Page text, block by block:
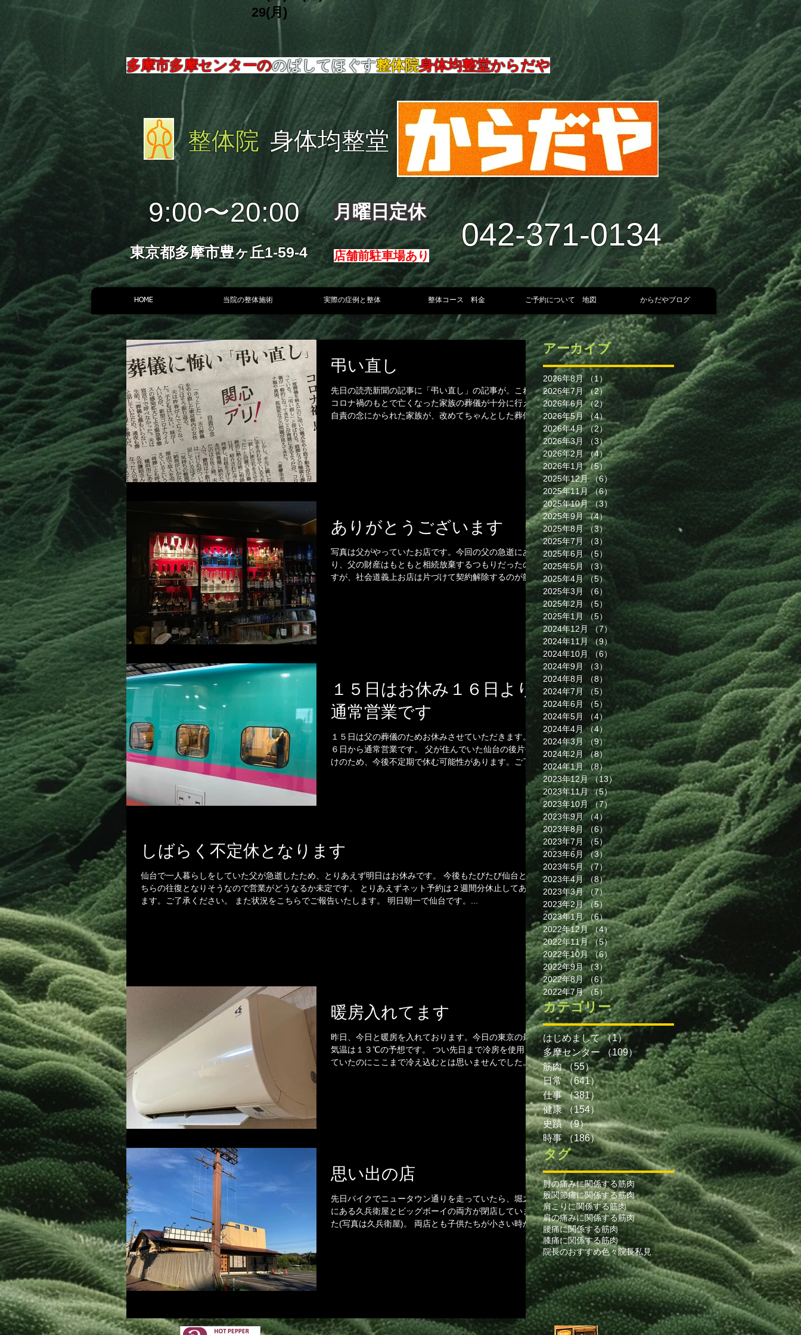
​ 29(月)
多摩市多摩センターののばしてほぐす整体院身体均整堂からだや
整体院 身体均整堂
9:00〜20:00
東京都多摩市豊ヶ丘1-59-4
月曜日定休
店舗前駐車場あり
042-371-0134
HOME 当院の整体施術 実際の症例と整体 整体コース 料金 ご予約について 地図 からだやブログ
弔い直し
先日の読売新聞の記事に「弔い直し」の記事が。これは
コロナ禍のもとで亡くなった家族の葬儀が十分に行えず
自責の念にかられた家族が、改めてちゃんとした葬儀を
行いそれによって気持ちの整理をつけるというもので、
新型コロナが落ち着いてきた昨今増えてきているそう
ありがとうございます
写真は父がやっていたお店です。今回の父の急逝にあた
り、父の財産はもともと相続放棄するつもりだったので
すが、社会道義上お店は片づけて契約解除するのが筋だ
と思い、先週視察に行ってきました。 行く前は一人で
全部対応せねばなるまいと悲壮な覚悟で出発したのです
１５日はお休み１６日より
通常営業です
１５日は父の葬儀のためお休みさせていただきます。１
６日から通常営業です。 父が住んでいた仙台の後片付
けのため、今後不定期で休む可能性があります。ご了承
ください。昨日父が経営していたカラオケスナックの状
況を見に行ったら業者への未払い等ですでに２０万超
しばらく不定休となります
仙台で一人暮らしをしていた父が急逝したため、とりあえず明日はお休みです。 今後もたびたび仙台とこ
ちらの往復となりそうなので営業がどうなるか未定です。 とりあえずネット予約は２週間分休止してあり
ます。ご了承ください。 また状況をこちらでご報告いたします。 明日朝一で仙台です。...
暖房入れてます
昨日、今日と暖房を入れております。今日の東京の最高
気温は１３℃の予想です。 つい先日まで冷房を使用し
ていたのにここまで冷え込むとは思いませんでした。ち
なみに１０月上旬にこんなに最高気温が上がらないの
は、テレ朝の朝の依田さんの天気予報によると８８年ぶ
思い出の店
先日バイクでニュータウン通りを走っていたら、堀之内
にある久兵衛屋とビッグボーイの両方が閉店していまし
た(写真は久兵衛屋)。 両店とも子供たちが小さい時から
たびたび行っていたお店です。特にビッグボーイは自閉
症の長男が、バイキングで初めて自分の好きなものを取
アーカイブ
2026年8月 （1）
1件の記事
2026年7月
（2）2件の記事
2026年6月 （2）2件の記事
2026年5月 （4）
4件の記事
2026年4月 （2） 2件の記事
2026年3月
（3）3件の記事
2026年2月 （4）4件の記事
2026年1月 （5）5件の記事
2025年12月 （6）
2025年11月
（6）6件の記事
2025年10月 （3）
2025年9月 （4）4件の記事
2025年8月 （3）
3件の記事
2025年7月
（3）
2025年6月 （5）
2025年5月 （3）
2025年4月 （5） 5件の記事
2025年3月
（6）
2025年2月
（5）
5件の記事
2025年1月 （5）
5件の記事
2024年12月
（7）
7件の記事
2024年11月 （9）
9件の記事
2024年10月
（6）
6件の記事
2024年9月
（3）
2024年8月
（8）
8件の記事
2024年7月
（5）
2024年6月
（5） 5件の記事
2024年5月
（4）4件の記事
2024年4月 （4）
4件の記事
2024年3月
（9） 9件の記事
2024年2月
（8）
8件の記事
2024年1月 （8）8件の記事
2023年12月 （13） 13件の記事
2023年11月 （5）5件の記事
2023年10月 （7）7件の記事
2023年9月 （4）4件の記事
2023年8月 （6） 6件の記事
2023年7月
（5）5件の記事
2023年6月 （3）3件の記事
2023年5月 （7） 7件の記事
2023年4月
（8）8件の記事
2023年3月 （7）7件の記事
2023年2月 （5）5件の記事
2023年1月 （6）6件の記事
2022年12月 （4）4件の記事
2022年11月 （5）5件の記事
2022年10月 （6）6件の記事
2022年9月 （3）3件の記事
2022年8月 （6） 6件の記事
2022年7月 （5）5件の記事
カテゴリー
はじめまして （1）1件の記事
多摩センター
（109） 109件の記事
筋肉 （55）55件の記事
日常 （641）641件の記事
仕事 （381）381件の記事
健康 （154）
154件の記事
史蹟 （9）9件の記事
時事 （186）186件の記事
タグ
肘の痛みに関係する筋肉
股関節痛に関係する筋肉
肩こりに関係する筋肉
肩の痛みに関係する筋肉
腰痛に関係する筋肉
膝痛に関係する筋肉
院長のおすすめ色々院長私見